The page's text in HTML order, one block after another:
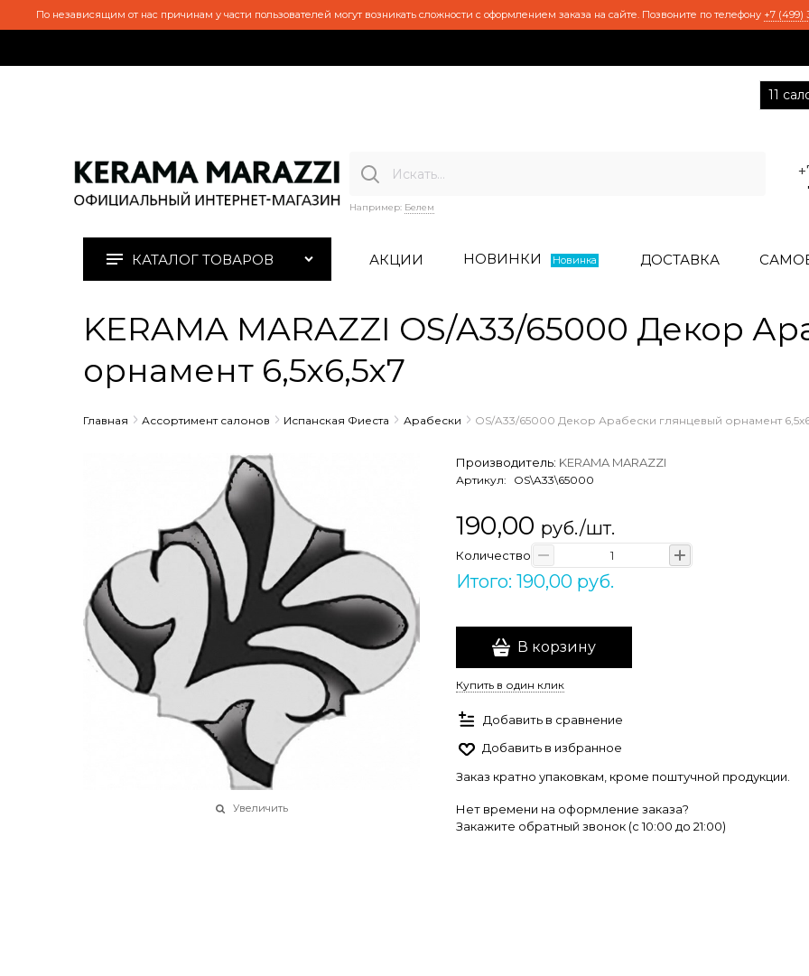
По независящим от нас причинам у части пользователей могут возникать сложности с оформлением заказа на сайте. Позвоните по телефону +7 (499)
11
Например: Белем
КАТАЛОГ ТОВАРОВ АКЦИИ НОВИНКИ Новинка ДОСТАВКА
KERAMA MARAZZI OS/A33/65000 Декор
орнамент 6,5х6,5х7
Главная Ассортимент салонов Испанская Фиеста Арабески OS/A33/65000 Декор Арабески глянцевый орнамент
Увеличить
Производитель: KERAMA MARAZZI
Артикул: OS\A33\65000
190,00 руб./шт.
Количество
Итого: 190,00 руб.
В корзину
Купить в один клик
Добавить в сравнение
Добавить в избранное
Заказ кратно упаковкам, кроме поштучной продукции.
Нет времени на оформление заказа?
Закажите обратный звонок (c 10:00 до 21:00)